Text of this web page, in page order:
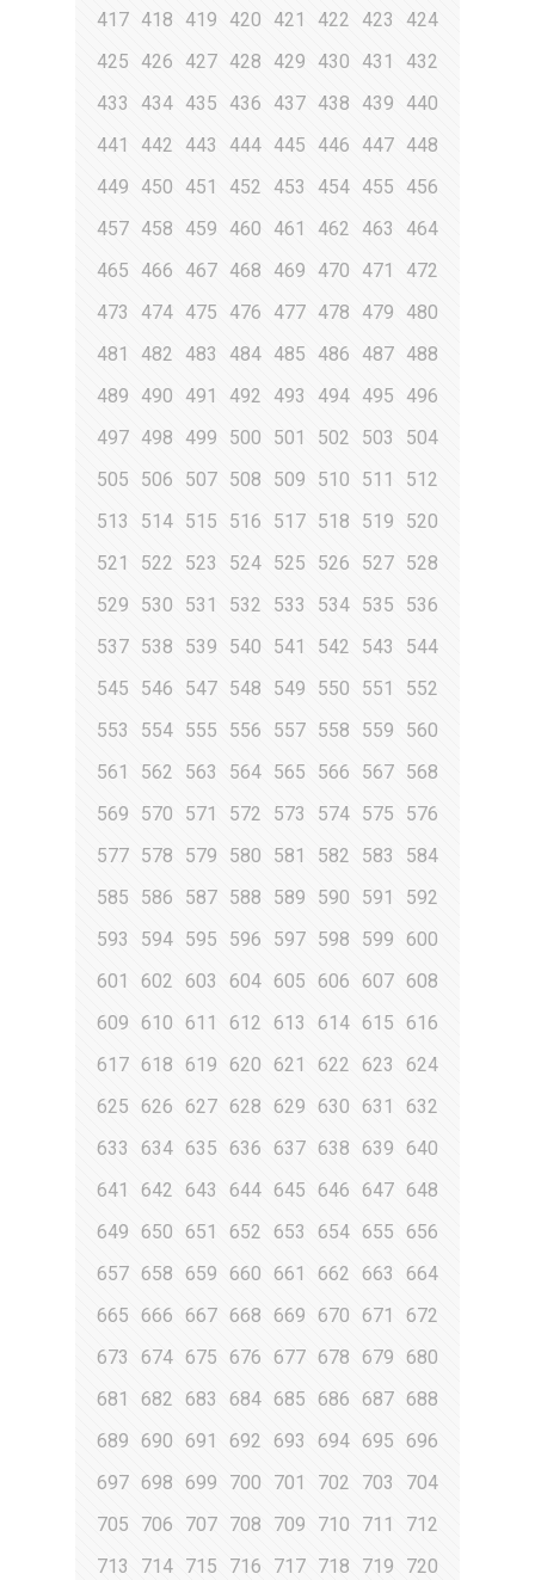
417 418 419 420 421 422 423
424
425
426 427 428 429 430 431
432
433
434 435 436 437 438 439
440
441
442 443 444 445 446 447 448
449
450 451 452 453 454 455
456
457 458 459 460 461 462 463
464
465
466 467 468 469 470 471
472
473
474 475 476 477 478 479
480
481
482 483 484 485 486 487 488
489
490 491 492 493 494 495
496
497 498 499 500 501 502 503
504
505
506 507 508 509 510 511
512
513
514 515 516 517 518 519
520
521
522 523 524 525 526 527 528
529
530 531 532 533 534 535
536
537 538 539 540 541 542 543
544
545
546 547 548 549 550 551
552
553
554 555 556 557 558 559
560
561
562 563 564 565 566 567 568
569
570 571 572 573 574 575
576
577 578 579 580 581 582 583
584
585
586 587 588 589 590 591
592
593
594 595 596 597 598 599
600
601
602 603 604 605 606 607 608
609
610 611 612 613 614 615
616
617 618 619 620 621 622 623
624
625
626 627 628 629 630 631
632
633
634 635 636 637 638 639 640
641
642 643 644 645 646 647 648
649
650 651 652 653 654 655 656
657 658 659 660 661 662 663
664
665
666 667 668 669 670 671
672
673
674 675 676 677 678 679
680
681
682 683 684 685 686 687 688
689
690 691 692 693 694 695
696
697 698 699 700 701 702 703
704
705
706 707 708 709 710 711
712
713
714 715 716 717 718 719
720